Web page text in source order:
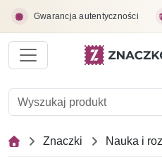
Gwarancja autentyczności
Znaczki Nauka i